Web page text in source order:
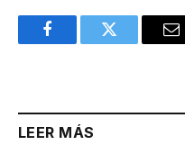
FacebookTwitter
LEER MÁS